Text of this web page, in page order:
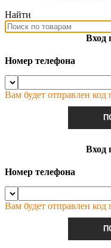
Найти
Вход
Номер телефона
Вам будет отправлен код
Вход
Номер телефона
Вам будет отправлен код